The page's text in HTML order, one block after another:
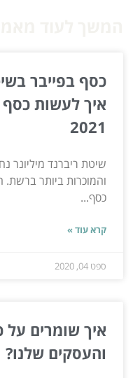
כסף בפייבר
איך לעשות
2021
שיטת ריברנד מיליונר
והמוכרות ביותר ברשת.
כסף...
קרא עוד »
ספט 04, 2020
איך שומרים על
והעסקים שלנו?